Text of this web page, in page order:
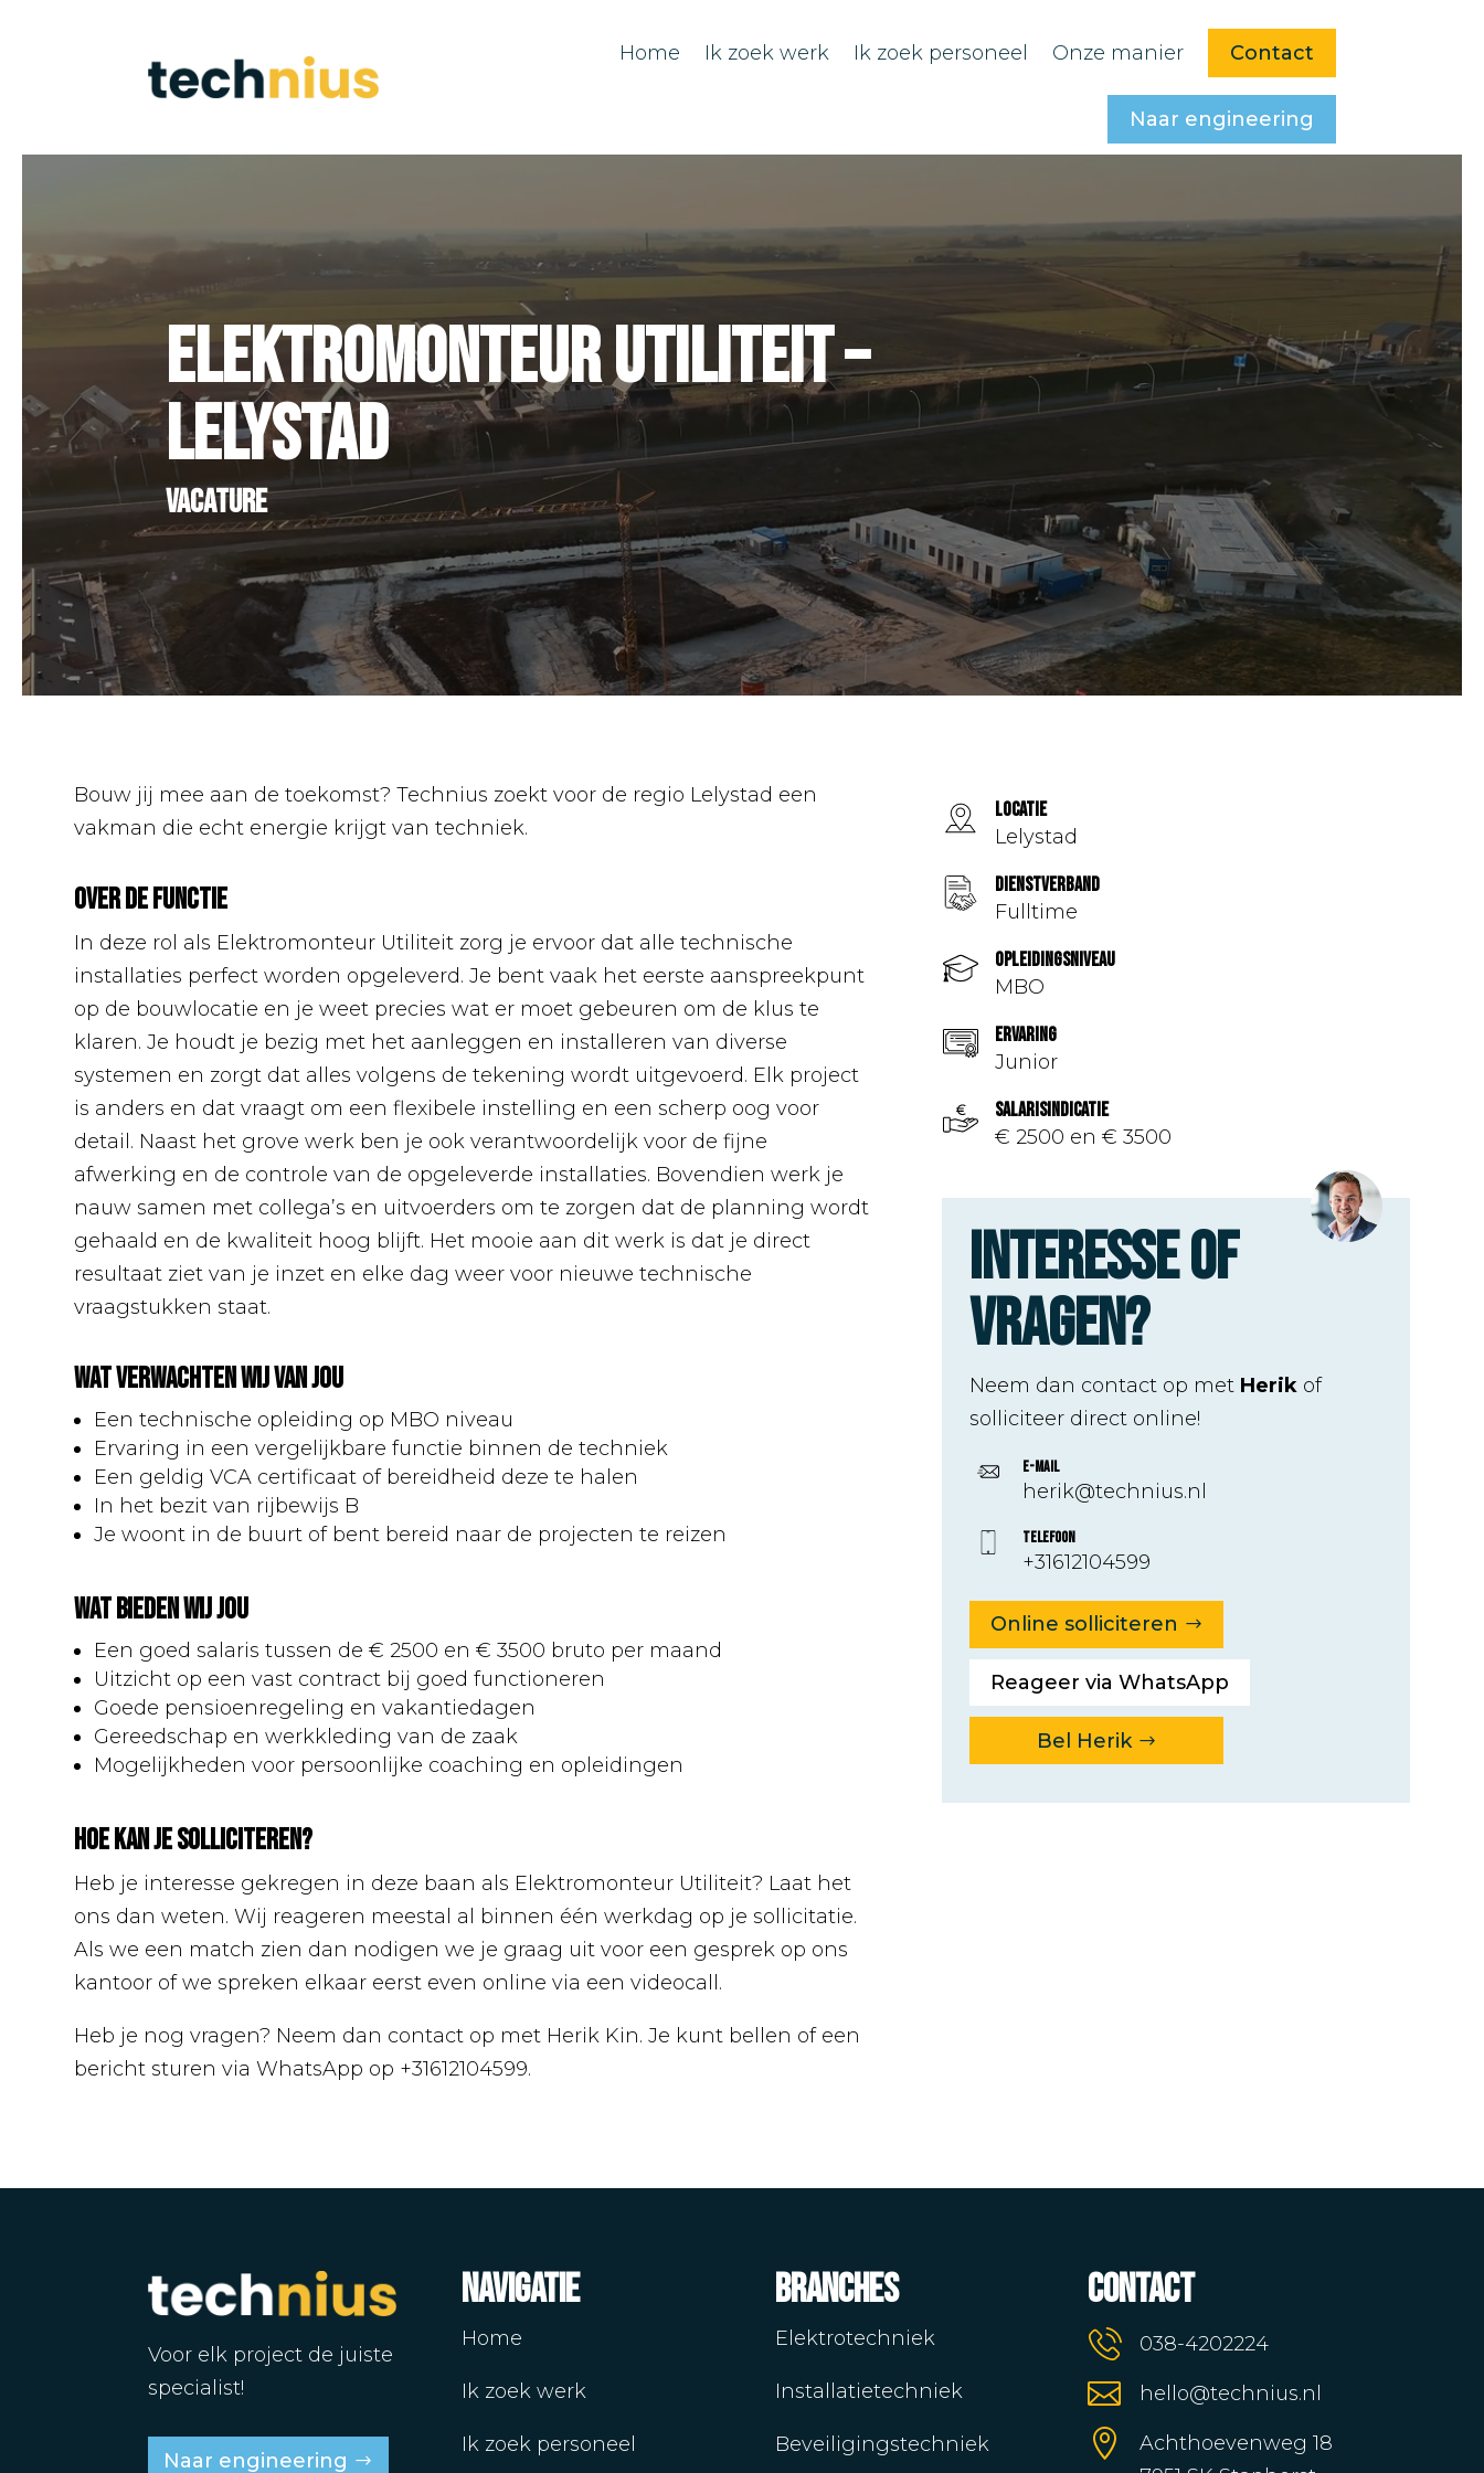
Home Ik zoek werk Ik zoek personeel Onze manier Contact
Naar engineering
Elektromonteur Utiliteit –
Lelystad
Vacature
Bouw jij mee aan de toekomst? Technius zoekt voor de regio Lelystad een
vakman die echt energie krijgt van techniek.
Over de functie
In deze rol als Elektromonteur Utiliteit zorg je ervoor dat alle technische
installaties perfect worden opgeleverd. Je bent vaak het eerste aanspreekpunt
op de bouwlocatie en je weet precies wat er moet gebeuren om de klus te
klaren. Je houdt je bezig met het aanleggen en installeren van diverse
systemen en zorgt dat alles volgens de tekening wordt uitgevoerd. Elk project
is anders en dat vraagt om een flexibele instelling en een scherp oog voor
detail. Naast het grove werk ben je ook verantwoordelijk voor de fijne
afwerking en de controle van de opgeleverde installaties. Bovendien werk je
nauw samen met collega’s en uitvoerders om te zorgen dat de planning wordt
gehaald en de kwaliteit hoog blijft. Het mooie aan dit werk is dat je direct
resultaat ziet van je inzet en elke dag weer voor nieuwe technische
vraagstukken staat.
Wat verwachten wij van jou
Een technische opleiding op MBO niveau
Ervaring in een vergelijkbare functie binnen de techniek
Een geldig VCA certificaat of bereidheid deze te halen
In het bezit van rijbewijs B
Je woont in de buurt of bent bereid naar de projecten te reizen
Wat bieden wij jou
Een goed salaris tussen de € 2500 en € 3500 bruto per maand
Uitzicht op een vast contract bij goed functioneren
Goede pensioenregeling en vakantiedagen
Gereedschap en werkkleding van de zaak
Mogelijkheden voor persoonlijke coaching en opleidingen
Hoe kan je solliciteren?
Heb je interesse gekregen in deze baan als Elektromonteur Utiliteit? Laat het
ons dan weten. Wij reageren meestal al binnen één werkdag op je sollicitatie.
Als we een match zien dan nodigen we je graag uit voor een gesprek op ons
kantoor of we spreken elkaar eerst even online via een videocall.
Heb je nog vragen? Neem dan contact op met Herik Kin. Je kunt bellen of een
bericht sturen via WhatsApp op +31612104599.
Locatie
Lelystad
Dienstverband
Fulltime
Opleidingsniveau
MBO
Ervaring
Junior
Salarisindicatie
€ 2500 en € 3500
Interesse of
vragen?
Neem dan contact op met Herik of
solliciteer direct online!
E-mail
herik@technius.nl
Telefoon
+31612104599
Online solliciteren
Reageer via WhatsApp
Bel Herik
Voor elk project de juiste
specialist!
Naar engineering
Navigatie
Home
Ik zoek werk
Ik zoek personeel
Branches
Elektrotechniek
Installatietechniek
Beveiligingstechniek
Contact
038-4202224
 hello@technius.nl

Achthoevenweg 18